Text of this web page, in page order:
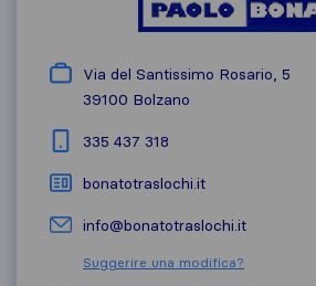
Via del Santissimo Rosario, 5
39100 Bolzano
335 437 318
bonatotraslochi.it
info@bonatotraslochi.it
Suggerire una modifica?